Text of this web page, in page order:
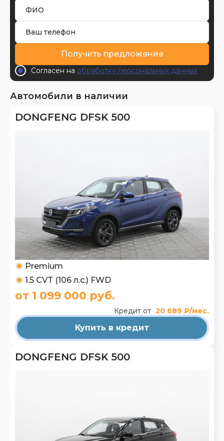
Получить предложение
Согласен на обработку персональных данных
Автомобили в наличии
DONGFENG DFSK 500
Premium
1.5 CVT (106 л.с.) FWD
от 1 099 000 руб.
Кредит от 20 689 ₽/мес.
Купить в кредит
DONGFENG DFSK 500